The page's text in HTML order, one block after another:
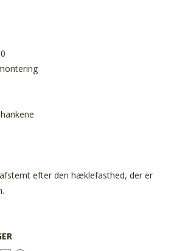
efter den hæklefasthed, der er